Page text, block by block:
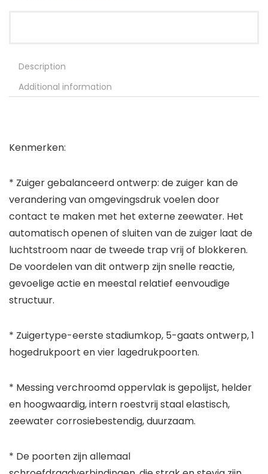
Description
Additional information
Kenmerken:
* Zuiger gebalanceerd ontwerp: de zuiger kan de
verandering van omgevingsdruk voelen door
contact te maken met het externe zeewater. Het
automatisch openen of sluiten van de zuiger laat de
luchtstroom naar de tweede trap vrij of blokkeren.
De voordelen van dit ontwerp zijn snelle reactie,
gevoelige actie en meestal relatief eenvoudige
structuur.
* Zuigertype-eerste stadiumkop, 5-gaats ontwerp, 1
hogedrukpoort en vier lagedrukpoorten.
* Messing verchroomd oppervlak is gepolijst, helder
en hoogwaardig, intern roestvrij staal elastisch,
zeewater corrosiebestendig, duurzaam.
* De poorten zijn allemaal